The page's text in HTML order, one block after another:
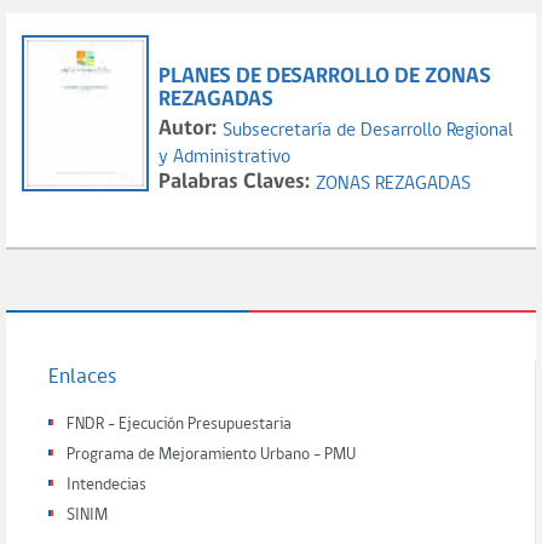
PLANES DE DESARROLLO DE ZONAS
REZAGADAS
Autor: Subsecretaría de Desarrollo Regional
y Administrativo
Palabras Claves: ZONAS REZAGADAS
Enlaces
FNDR - Ejecución Presupuestaria
Programa de Mejoramiento Urbano - PMU
Intendecias
SINIM